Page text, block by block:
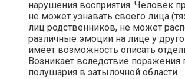
нарушения восприятия. Человек
не может узнавать своего лица
лиц родственников, не может
различные эмоции на лице у
имеет возможность описать
Возникает вследствие поражения
полушария в затылочной области.